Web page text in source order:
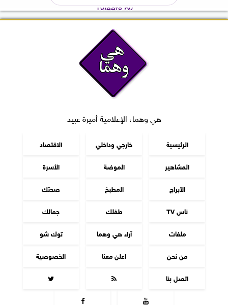
Tweets by
هي وهما، الإعلامية أميرة عبيد
الرئيسية خارجي وداخلي
الاقتصاد
المشاهير
الموضة
الأسرة
الأبراج
المطبخ
صحتك
ناس TV
طفلك
جمالك
ملفات
آراء هي وهما
توك شو
من نحن
اعلن معنا
الخصوصية
اتصل بنا



